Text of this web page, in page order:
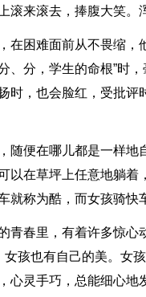
滚来滚去，捧腹大笑。
在困难面前从不畏缩，
、分，学生的命根”时
时，也会脸红，受批
随便在哪儿都是一样
以在草坪上任意地躺
就称为酷，而女孩骑快
青春里，有着许多惊
孩也有自己的美。女
心灵手巧，总能细心